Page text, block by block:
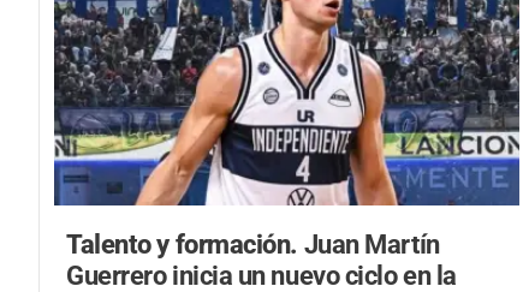
Talento y formación. Juan Martín
Guerrero inicia un nuevo ciclo en la